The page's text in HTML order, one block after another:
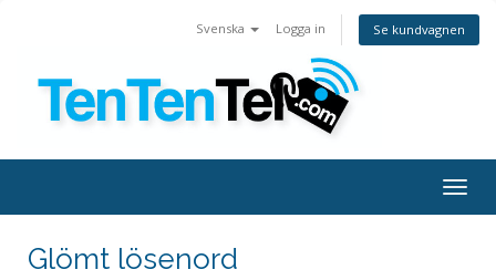
Svenska Logga in Se kundvagnen
Glömt lösenord